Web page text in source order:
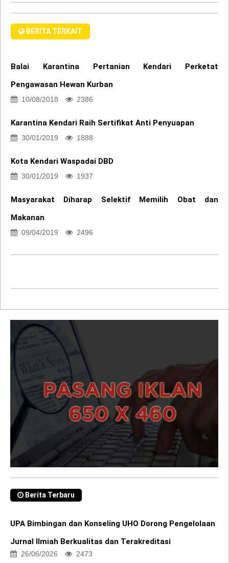
BERITA TERKAIT
Balai Karantina Pertanian Kendari Perketat
Pengawasan Hewan Kurban
10/08/2018 2386
Karantina Kendari Raih Sertifikat Anti Penyuapan
30/01/2019 1888
Kota Kendari Waspadai DBD
30/01/2019 1937
Masyarakat Diharap Selektif Memilih Obat dan
Makanan
09/04/2019 2496
Berita Terbaru
UPA Bimbingan dan Konseling UHO Dorong Pengelolaan
Jurnal Ilmiah Berkualitas dan Terakreditasi
26/06/2026 2473